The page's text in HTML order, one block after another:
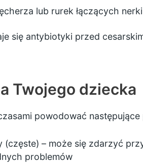
lub rurek łączących
się antybiotyki przed
Twojego dziecka
powodować
(częste) – może się zdarzyć
problemów